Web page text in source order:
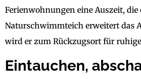
Ferienwohnungen eine Auszeit,
Naturschwimmteich erweitert das
wird er zum Rückzugsort für
Eintauchen,